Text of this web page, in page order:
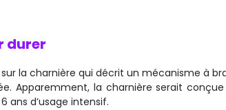
durer
la charnière qui décrit un mécanisme à
Apparemment, la charnière serait
ans d’usage intensif.